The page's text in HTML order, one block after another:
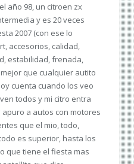
año 98, un citroen zx
y es 20 veces
2007 (con ese lo
accesorios, calidad,
estabilidad, frenada,
que cualquier autito
cuenta cuando los veo
todos y mi citro entra
a autos con motores
que el mio, todo,
es superior, hasta los
que tiene el fiesta mas